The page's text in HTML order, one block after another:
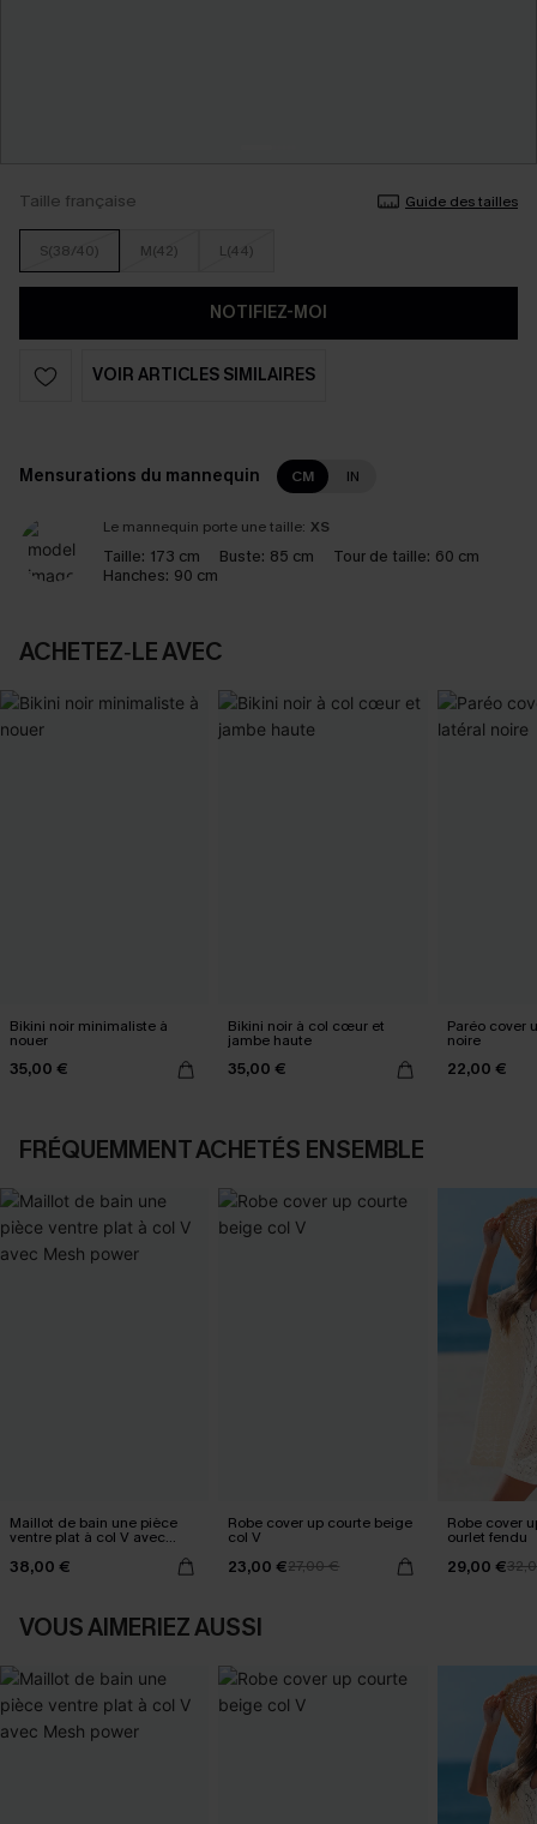
Taille française Guide des tailles
S(38/40) M(42) L(44)
NOTIFIEZ-MOI
VOIR ARTICLES SIMILAIRES
Mensurations du mannequin CM IN
Le mannequin porte une taille: XS
Taille: 173 cm Buste: 85 cm Tour de taille: 60 cm
Hanches: 90 cm
ACHETEZ‑LE AVEC
Bikini noir minimaliste à
nouer
35,00 €
Bikini noir à col cœur et
jambe haute
35,00 €
Paréo cover
noire
22,00 €
FRÉQUEMMENT ACHETÉS ENSEMBLE
Maillot de bain une pièce
ventre plat à col V avec
38,00 €
Robe cover up courte beige
col V
23,00 €27,00 €
Robe cover
ourlet fendu
29,00 €
VOUS AIMERIEZ AUSSI